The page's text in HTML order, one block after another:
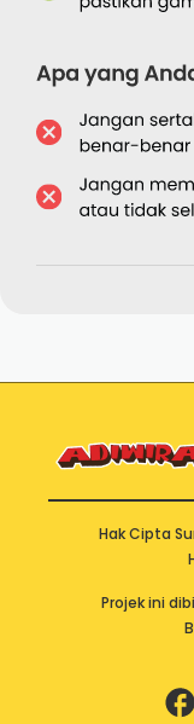
Hak Cipta
Projek ini